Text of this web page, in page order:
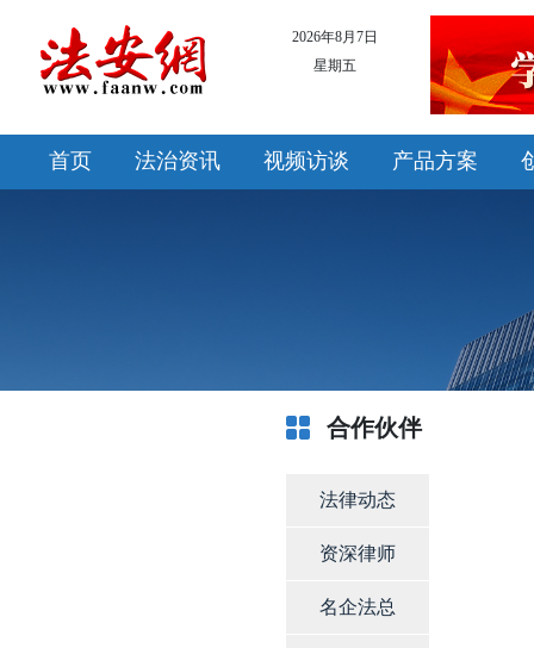
2026年8月7日
星期五
首页 法治资讯 视频访谈 产品方案
合作伙伴
法律动态
资深律师
名企法总